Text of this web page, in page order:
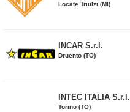
Locate Triulzi (MI)
INCAR S.r.l.
Druento (TO)
INTEC ITALIA S.r.l.
Torino (TO)